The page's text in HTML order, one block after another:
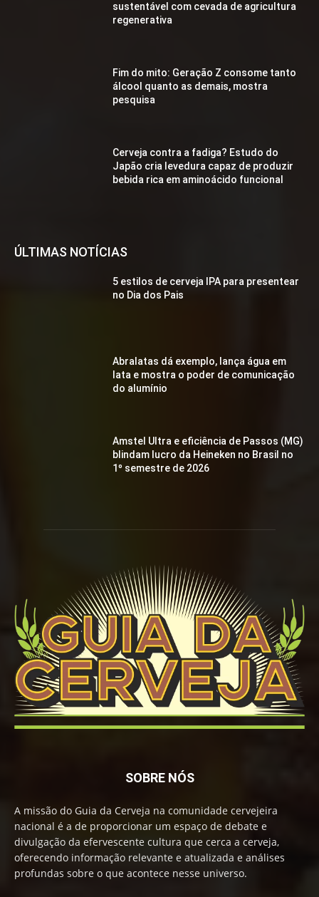
sustentável com cevada de agricultura
regenerativa
Fim do mito: Geração Z consome tanto
álcool quanto as demais, mostra
pesquisa
Cerveja contra a fadiga? Estudo do
Japão cria levedura capaz de produzir
bebida rica em aminoácido funcional
ÚLTIMAS NOTÍCIAS
5 estilos de cerveja IPA para presentear
no Dia dos Pais
Abralatas dá exemplo, lança água em
lata e mostra o poder de comunicação
do alumínio
Amstel Ultra e eficiência de Passos (MG)
blindam lucro da Heineken no Brasil no
1º semestre de 2026
SOBRE NÓS
A missão do Guia da Cerveja na comunidade cervejeira
nacional é a de proporcionar um espaço de debate e
divulgação da efervescente cultura que cerca a cerveja,
oferecendo informação relevante e atualizada e análises
profundas sobre o que acontece nesse universo.